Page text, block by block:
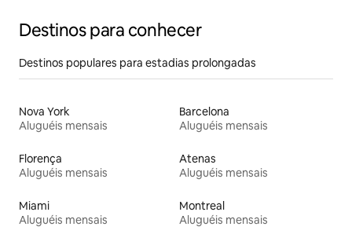
Destinos para conhecer
Destinos populares para estadias prolongadas
Nova York
Aluguéis mensais
Barcelona
Aluguéis mensais
Florença
Aluguéis mensais
Atenas
Aluguéis mensais
Miami
Aluguéis mensais
Montreal
Aluguéis mensais